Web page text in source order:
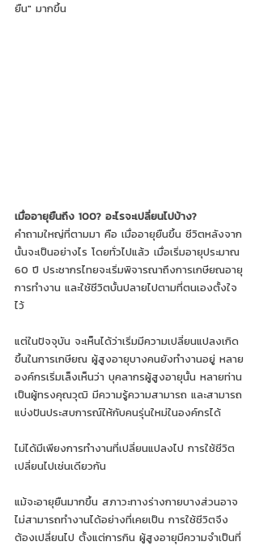
ยืน" มากขึ้น
เมื่ออายุยืนถึง 100? อะไรจะเปลี่ยนไปบ้าง?
คำถามใหญ่ที่ตามมา คือ เมื่ออายุยืนขึ้น ชีวิตหลังจาก
นั้นจะเป็นอย่างไร โดยทั่วไปแล้ว เมื่อเริ่มอายุประมาณ
60 ปี ประชากรไทยจะเริ่มพิจารณาถึงการเกษียณอายุ
การทำงาน และใชัชีวิตบั้นปลายไปตามที่ตนเองตั้งใจ
ไว้
แต่ในปัจจุบัน จะเห็นได้ว่าเริ่มมีความเปลี่ยนแปลงเกิด
ขึ้นในการเกษียณ ผู้สูงอายุบางคนยังทำงานอยู่ หลาย
องค์กรเริ่มเล็งเห็นว่า บุคลากรผู้สูงอายุนั้น หลายท่าน
เป็นผู้ทรงคุณวุฒิ มีความรู้ความสามารถ และสามารถ
แบ่งปันประสบการณ์ให้กับคนรุ่นใหม่ในองค์กรได้
ไม่ได้มีเพียงการทำงานที่เปลี่ยนแปลงไป การใช้ชีวิต
เปลี่ยนไปเช่นเดียวกัน
แม้จะอายุยืนมากขึ้น สภาวะทางร่างกายบางส่วนอาจ
ไม่สามารถทำงานได้อย่างที่เคยเป็น การใช้ชีวิตจึง
ต้องเปลี่ยนไป ตั้งแต่การกิน ผู้สูงอายุมีความจำเป็นที่